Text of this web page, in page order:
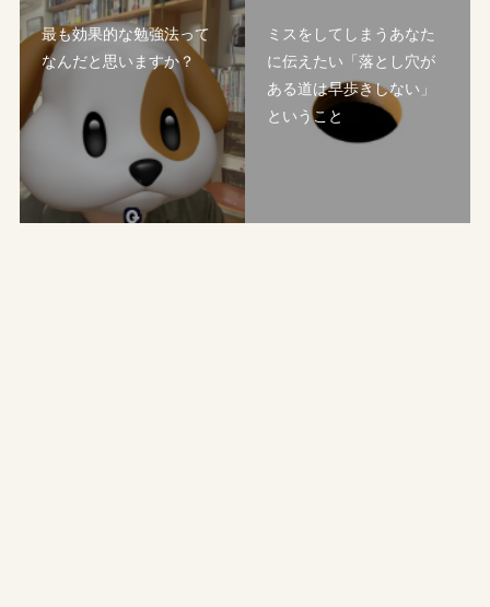
最も効果的な勉強法って
なんだと思いますか？
ミスをしてしまうあなた
に伝えたい「落とし穴が
ある道は早歩きしない」
ということ